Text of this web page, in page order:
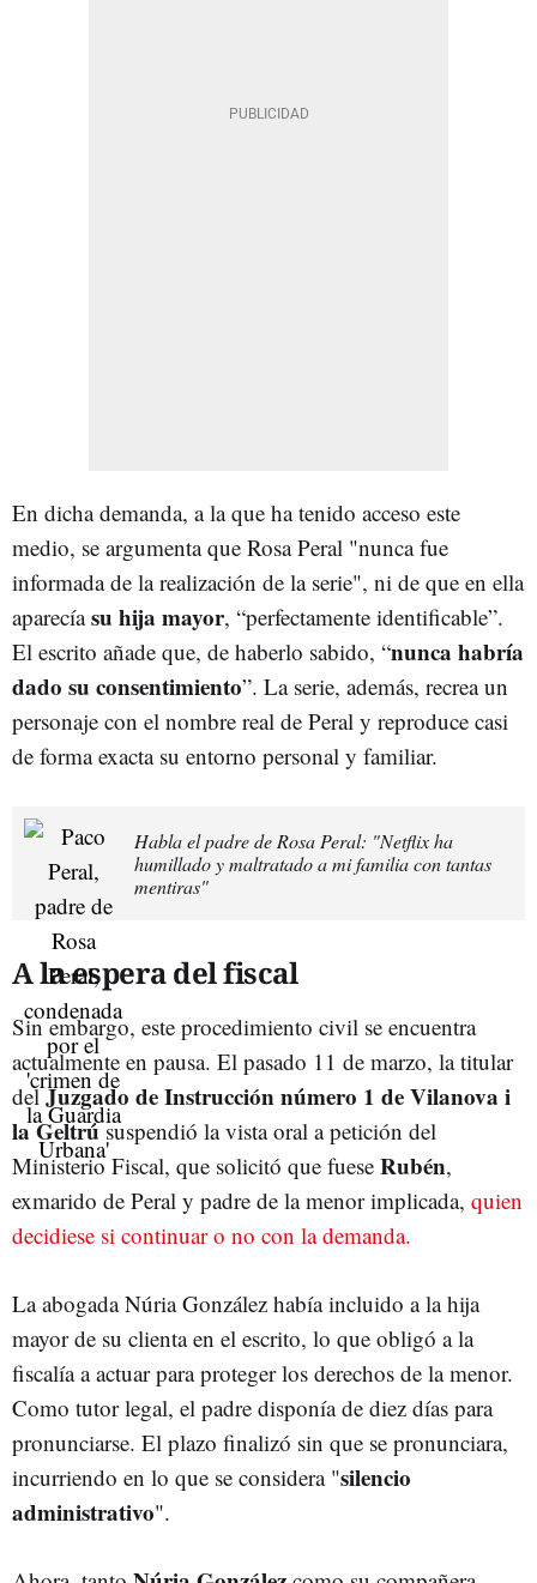
En dicha demanda, a la que ha tenido acceso este
medio, se argumenta que Rosa Peral "nunca fue
informada de la realización de la serie", ni de que en ella
aparecíasu hija mayor, “perfectamente identificable”.
El escrito añade que, de haberlo sabido, “nunca habría
dado su consentimiento”. La serie, además, recrea un
personaje con el nombre real de Peral y reproduce casi
de forma exacta su entorno personal y familiar.
Habla el padre de Rosa Peral: "Netflix ha
humillado y maltratado a mi familia con tantas
mentiras"
A la espera del fiscal
Sin embargo, este procedimiento civil se encuentra
actualmente en pausa. El pasado 11 de marzo, la titular
delJuzgado de Instrucción número 1 de Vilanova i
la Geltrúsuspendió la vista oral a petición del
Ministerio Fiscal, que solicitó que fuese Rubén,
exmarido de Peral y padre de la menor implicada, quien
decidiese si continuar o no con la demanda.
La abogada Núria González había incluido a la hija
mayor de su clienta en el escrito, lo que obligó a la
fiscalía a actuar para proteger los derechos de la menor.
Como tutor legal, el padre disponía de diez días para
pronunciarse. El plazo finalizó sin que se pronunciara,
incurriendo en lo que se considera "silencio
administrativo".